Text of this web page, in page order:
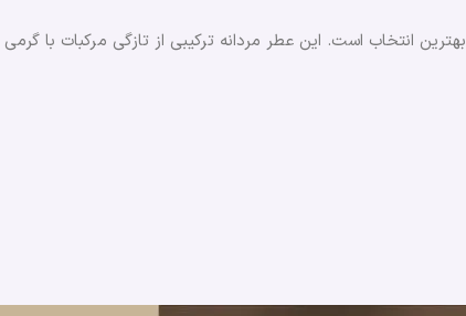
بهترین انتخاب است. این عطر مردانه ترکیبی از تازگی مرکبات